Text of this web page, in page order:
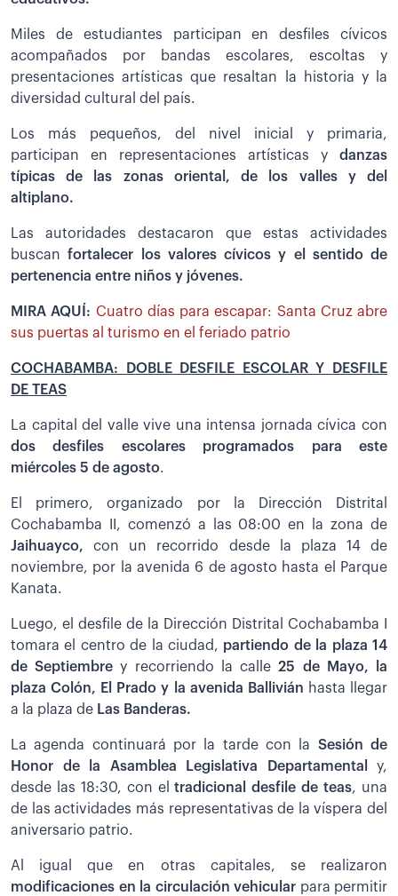
Miles de estudiantes participan en desfiles cívicos
acompañados por bandas escolares, escoltas y
presentaciones artísticas que resaltan la historia y la
diversidad cultural del país.
Los más pequeños, del nivel inicial y primaria,
participan en representaciones artísticas y danzas
típicas de las zonas oriental, de los valles y del
altiplano.
Las autoridades destacaron que estas actividades
buscanfortalecer los valores cívicos y el sentido de
pertenencia entre niños y jóvenes.
MIRA AQUÍ: Cuatro días para escapar: Santa Cruz abre
sus puertas al turismo en el feriado patrio
COCHABAMBA: DOBLE DESFILE ESCOLAR Y DESFILE
DE TEAS
La capital del valle vive una intensa jornada cívica con
dos desfiles escolares programados para este
miércoles 5 de agosto.
El primero, organizado por la Dirección Distrital
Cochabamba II, comenzó a las 08:00 en la zona de
Jaihuayco, con un recorrido desde la plaza 14 de
noviembre, por la avenida 6 de agosto hasta el Parque
Kanata.
Luego, el desfile de la Dirección Distrital Cochabamba I
tomara el centro de la ciudad, partiendo de la plaza 14
de Septiembre y recorriendo la calle25 de Mayo, la
plaza Colón, El Prado y la avenida Ballivián hasta llegar
a la plaza de Las Banderas.
La agenda continuará por la tarde con la Sesión de
Honor de la Asamblea Legislativa Departamental
y,
desde las 18:30, con eltradicional desfile de teas, una
de las actividades más representativas de la víspera del
aniversario patrio.
Al igual que en otras capitales, se realizaron
modificaciones en la circulación vehicular para permitir